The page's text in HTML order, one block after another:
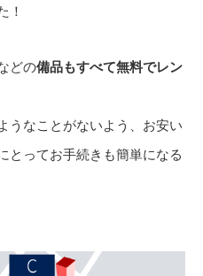
！
どの備品もすべて無料でレン
うなことがないよう、お安い
とってお手続きも簡単になる